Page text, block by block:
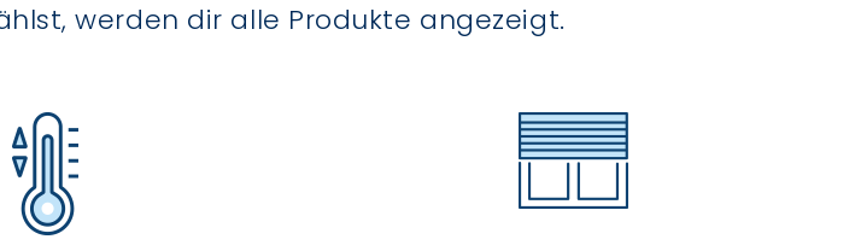
werden dir alle Produkte angezeigt.